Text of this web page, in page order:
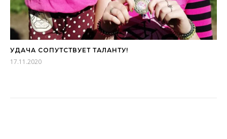
УДАЧА СОПУТСТВУЕТ ТАЛАНТУ!
17.11.2020